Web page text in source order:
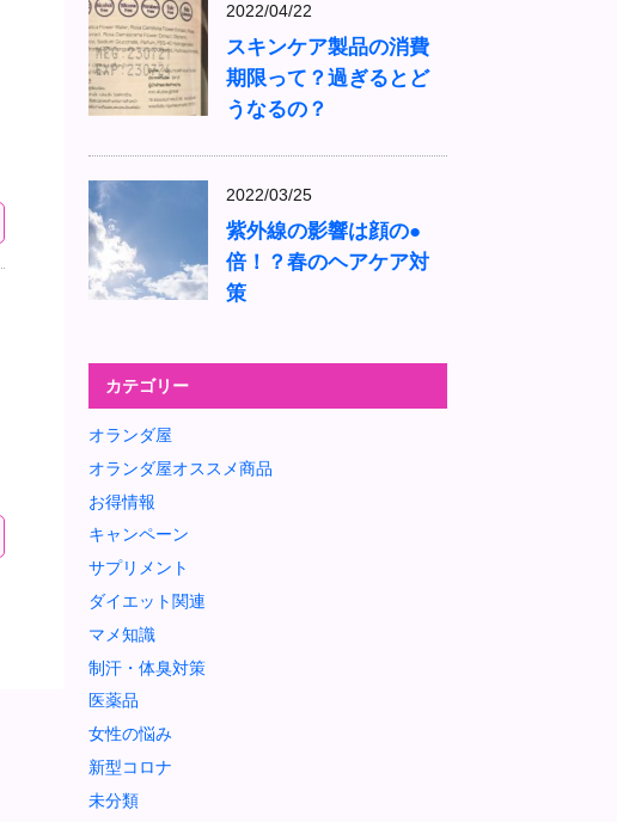
2022/04/22
スキンケア製品の消費
期限って？過ぎるとど
うなるの？
2022/03/25
紫外線の影響は顔の●
倍！？春のヘアケア対
策
カテゴリー
オランダ屋
オランダ屋オススメ商品
お得情報
キャンペーン
サプリメント
ダイエット関連
マメ知識
制汗・体臭対策
医薬品
女性の悩み
新型コロナ
未分類